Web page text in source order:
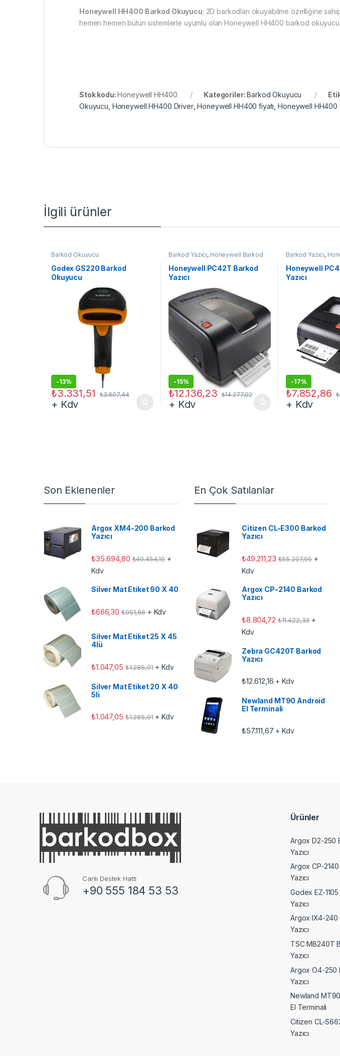
Honeywell HH400 Barkod Okuyucu; 2D barkodları okuyabilme özelliğine
hemen hemen bütün sistemlerle uyumlu olan Honeywell HH400 barkod okuyucu
Stok kodu:Honeywell HH400 Kategoriler:Barkod Okuyucu
Okuyucu Honeywell HH400 Driver,Honeywell HH400 fiyatı ,Honeywell HH400
İlgili ürünler
Barkod Okuyucu
Godex GS220 Barkod
Okuyucu
-13%
₺3.331,51 ₺3.807,44
+ Kdv
Barkod Yazıcı, Honeywell Barkod
Honeywell PC42T Barkod
Yazıcı
-15%
₺12.136,23 ₺14.277,92
+ Kdv
Barkod Yazıcı,
Honeywell
Yazıcı
-17%
₺7.852,86 ₺
+ Kdv
Son Eklenenler
Argox XM4-200 Barkod
Yazıcı
₺35.694,80 ₺40.454,10 +
Kdv
Silver Mat Etiket 90 X 40
₺666,30 ₺951,86+ Kdv
Silver Mat Etiket 25 X 45
4lü
₺1.047,05 ₺1.285,01+ Kdv
Silver Mat Etiket 20 X 40
5li
₺1.047,05 ₺1.285,01+ Kdv
En Çok Satılanlar
Citizen CL-E300 Barkod
Yazıcı
₺49.211,23 ₺55.207,95 +
Kdv
Argox CP-2140 Barkod
Yazıcı
₺8.804,72 ₺11.422,33+
Kdv
Zebra GC420T Barkod
Yazıcı
₺12.612,16 + Kdv
Newland MT90 Android
El Terminali
₺57.111,67 + Kdv
Canlı Destek Hattı
+90 555 184 53 53
Ürünler
Argox D2-250
Yazıcı
Argox CP-
Yazıcı
Godex EZ-
Yazıcı
Argox IX4-240
Yazıcı
TSC MB240T
Yazıcı
Argox O4-250
Yazıcı
Newland
El Terminali
Citizen CL-
Yazıcı